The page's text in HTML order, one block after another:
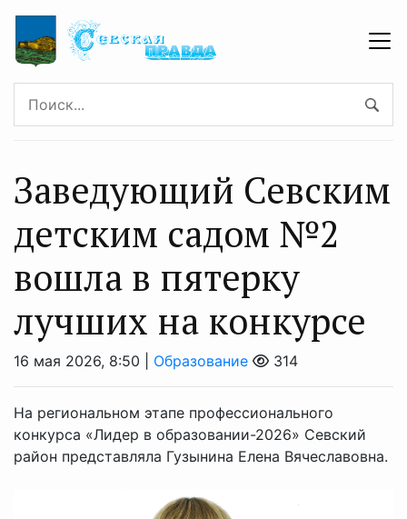
Заведующий Севским
детским садом №2
вошла в пятерку
лучших на конкурсе
16 мая 2026, 8:50 | Образование 314
На региональном этапе профессионального
конкурса «Лидер в образовании-2026» Севский
район представляла Гузынина Елена Вячеславовна.